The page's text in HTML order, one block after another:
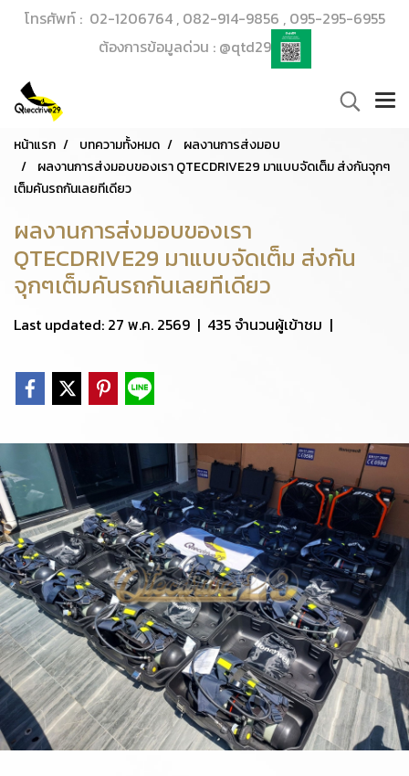
โทรศัพท์ : 02-1206764 , 082-914-9856 , 095-295-6955
ต้องการข้อมูลด่วน : @qtd29
หน้าแรก บทความทั้งหมด
ผลงานการส่งมอบ
ผลงานการส่งมอบของเรา QTECDRIVE29 มาแบบจัดเต็ม ส่งกันจุกๆ
เต็มคันรถกันเลยทีเดียว
ผลงานการส่งมอบของเรา
QTECDRIVE29 มาแบบจัดเต็ม ส่งกัน
จุกๆเต็มคันรถกันเลยทีเดียว
Last updated: 27 พ.ค. 2569 | 435 จำนวนผู้เข้าชม |